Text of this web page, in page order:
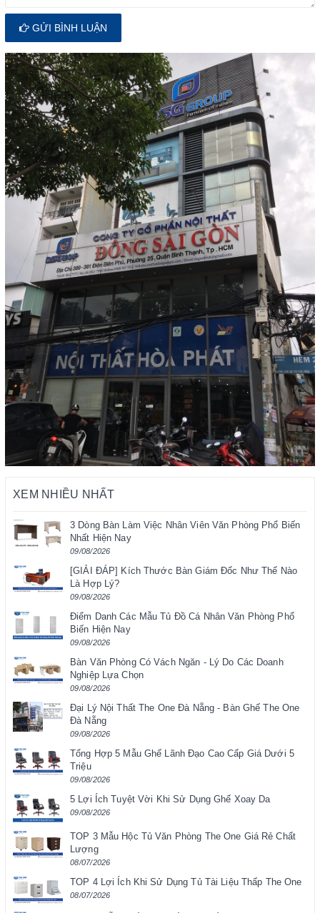
GỬI BÌNH LUẬN
XEM NHIỀU NHẤT
3 Dòng Bàn Làm Việc Nhân Viên Văn Phòng Phổ Biến
Nhất Hiện Nay
09/08/2026
[GIẢI ĐÁP] Kích Thước Bàn Giám Đốc Như Thế Nào
Là Hợp Lý?
09/08/2026
Điểm Danh Các Mẫu Tủ Đồ Cá Nhân Văn Phòng Phổ
Biến Hiện Nay
09/08/2026
Bàn Văn Phòng Có Vách Ngăn - Lý Do Các Doanh
Nghiệp Lựa Chọn
09/08/2026
Đại Lý Nội Thất The One Đà Nẵng - Bàn Ghế The One
Đà Nẵng
09/08/2026
Tổng Hợp 5 Mẫu Ghế Lãnh Đạo Cao Cấp Giá Dưới 5
Triệu
09/08/2026
5 Lợi Ích Tuyệt Vời Khi Sử Dụng Ghế Xoay Da
09/08/2026
TOP 3 Mẫu Hộc Tủ Văn Phòng The One Giá Rẻ Chất
Lượng
08/07/2026
TOP 4 Lợi Ích Khi Sử Dụng Tủ Tài Liệu Thấp The One
08/07/2026